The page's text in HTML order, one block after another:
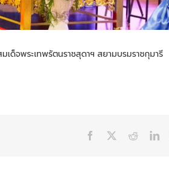
เด็จพระเทพรัตนราชสุดาฯ สยามบรมราชกุมารี
Facebook Reddit